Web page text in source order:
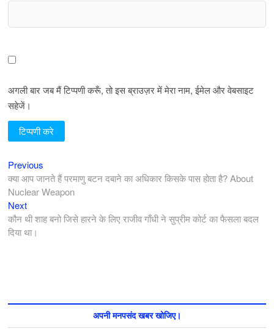
अगली बार जब मैं टिप्पणी करूँ, तो इस ब्राउज़र में मेरा नाम, ईमेल और वेबसाइट
सहेजें।
पोस्ट
नेविगेशन
Previous
post:
क्या आप जानते हैं परमाणु बटन दबाने का अधिकार किसके पास होता है? About
Nuclear Weapon
NextNext
post:
कौन थी शाह बनो जिसे हारने के लिए राजीव गाँधी ने सुप्रीम कोर्ट का फैसला बदल
दिया था।
अपनी मनपसंद खबर खोजिए।